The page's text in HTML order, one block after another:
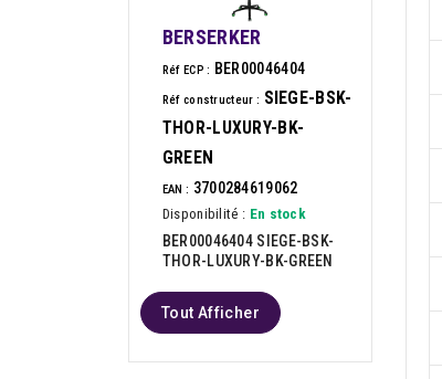
BERSERKER
Réf ECP : BER00046404
Réf constructeur : SIEGE-BSK-
THOR-LUXURY-BK-
GREEN
EAN : 3700284619062
Disponibilité : En stock
BER00046404 SIEGE-BSK-
THOR-LUXURY-BK-GREEN
Tout Afficher